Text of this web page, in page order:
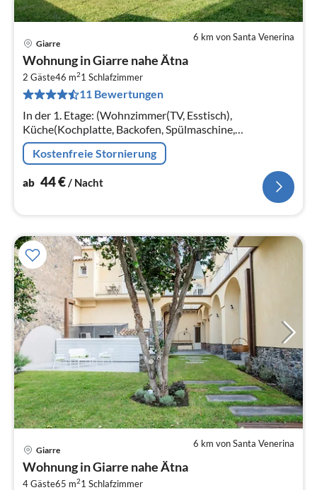
6 km von Santa Venerina
Giarre
Wohnung in Giarre nahe Ätna
2 Gäste46 m21 Schlafzimmer
11 Bewertungen
In der 1. Etage: (Wohnzimmer(TV, Esstisch),
Küche(Kochplatte, Backofen, Spülmaschine,
Kühlschrank), Schlafzimmer(Doppelbett(160 x 200 cm))
Kostenfreie Stornierung
ab 44€/ Nacht
6 km von Santa Venerina
Giarre
Wohnung in Giarre nahe Ätna
4 Gäste65 m21 Schlafzimmer